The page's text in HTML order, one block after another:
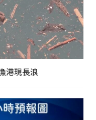
港現長浪